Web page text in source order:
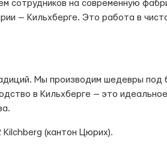
сотрудников на современную
— Кильхберге. Это работа в
Мы производим шедевры под
в Кильхберге — это
(кантон Цюрих).